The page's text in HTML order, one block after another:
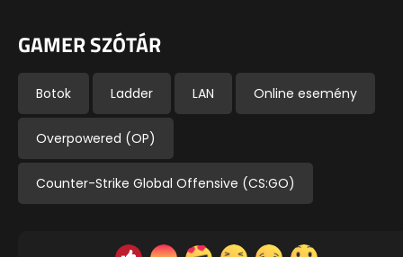
GAMER SZÓTÁR
Botok Ladder LAN Online esemény
Overpowered (OP)
Counter-Strike Global Offensive (CS:GO)